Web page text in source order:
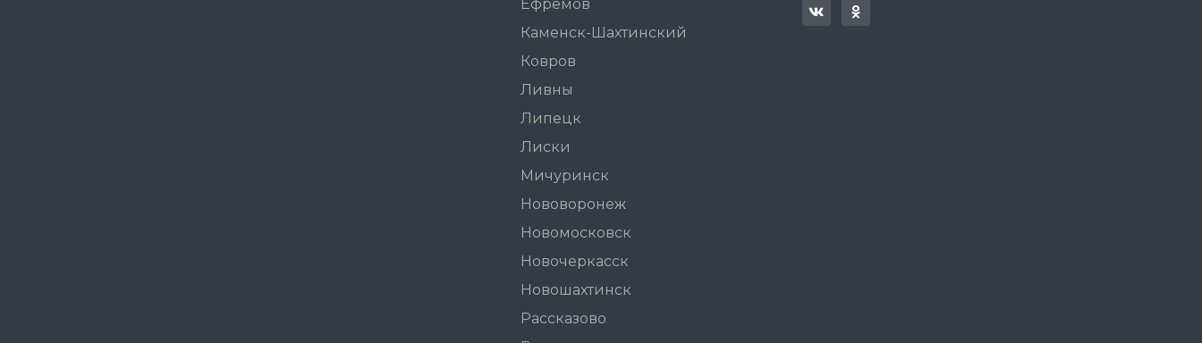
Ефремов
Каменск-Шахтинский
Ковров
Ливны
Липецк
Лиски
Мичуринск
Нововоронеж
Новомосковск
Новочеркасск
Новошахтинск
Рассказово